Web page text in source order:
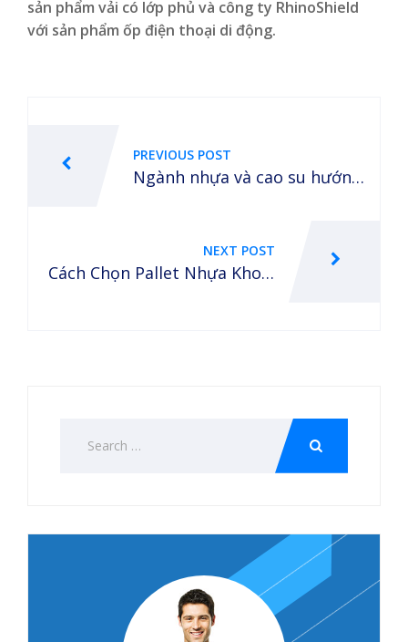
sản phẩm vải có lớp phủ và công ty RhinoShield
với sản phẩm ốp điện thoại di động.
navigation
PREVIOUS POST
Ngành nhựa và cao su hướng
NEXT POST
Cách Chọn Pallet Nhựa Kho L